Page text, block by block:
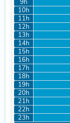
9h
10h
11h
12h
13h
14h
15h
16h
17h
18h
19h
20h
21h
22h
23h